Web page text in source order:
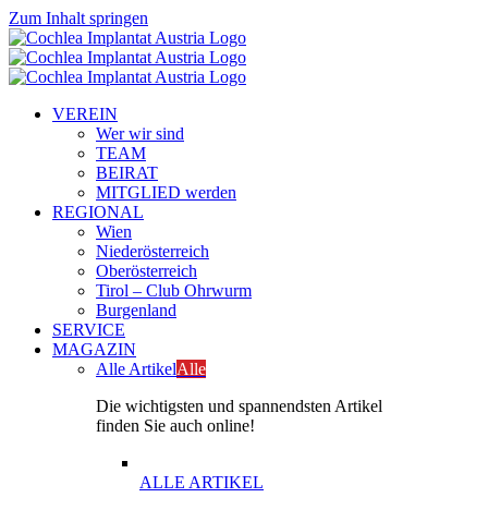
Zum Inhalt springen
VEREIN
Wer wir sind
TEAM
BEIRAT
MITGLIED werden
REGIONAL
Wien
Niederösterreich
Oberösterreich
Tirol – Club Ohrwurm
Burgenland
SERVICE
MAGAZIN
Alle ArtikelAlle
Die wichtigsten und spannendsten Artikel
finden Sie auch online!
ALLE ARTIKEL